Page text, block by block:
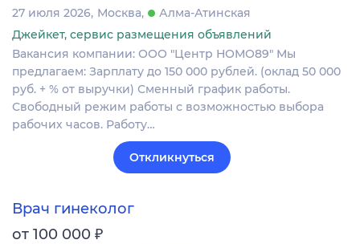
27 июля 2026 Москва
Алма-Атинская
Джейкет, сервис размещения объявлений
Вакансия компании: ООО "Центр НОМО89" Мы
предлагаем: Зарплату до 150 000 рублей. (оклад 50 000
руб. + % от выручки) Сменный график работы.
Свободный режим работы с возможностью выбора
рабочих часов. Работу…
Откликнуться
Врач гинеколог
от 100 000 ₽